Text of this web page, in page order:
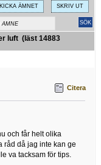
ÄMNET SKRIV UT
luft (läst 14883
Citera
och får helt olika
råd då jag inte kan ge
va tacksam för tips.